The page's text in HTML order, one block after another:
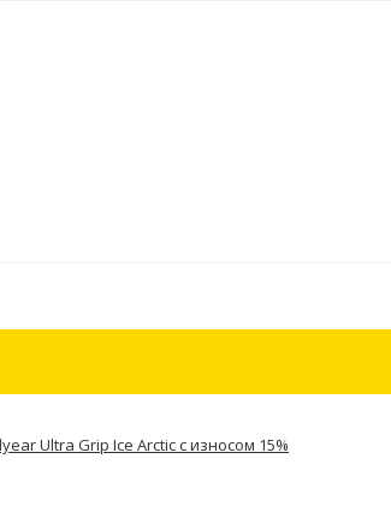
Ultra Grip Ice Arctic с износом 15%